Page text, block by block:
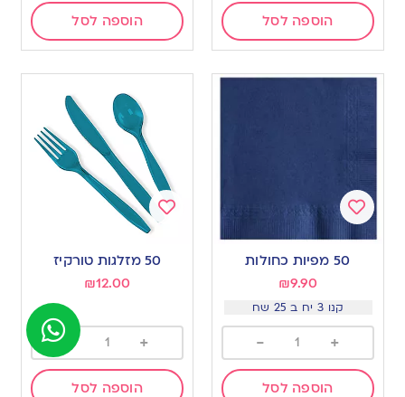
הוספה לסל הוספה לסל
Add
50 מפיות כחולות
₪9.90
קנו 3 יח ב 25 שח
+
-
הוספה לסל
Add
50 מזלגות טורקיז
₪12.00
+
-
הוספה לסל